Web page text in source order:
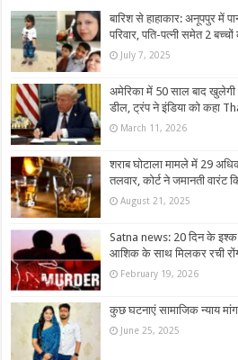
बारिश से हाहाकार: अनूपपुर में
परिवार, पति-पत्नी समेत 2 बच्चों
July 7, 2025
अमेरिका में 50 साल बाद
डील, ट्रंप ने इंडिया को कहा
March 11, 2026
शराब घोटाला मामले में 29
तलवार, कोर्ट ने जमानती वारंट
August 21, 2025
Satna news: 20 दिन के इश्क
आशिक के साथ मिलकर रची
February 19, 2026
कुछ घटनाएं सामाजिक न्याय
June 25, 2025